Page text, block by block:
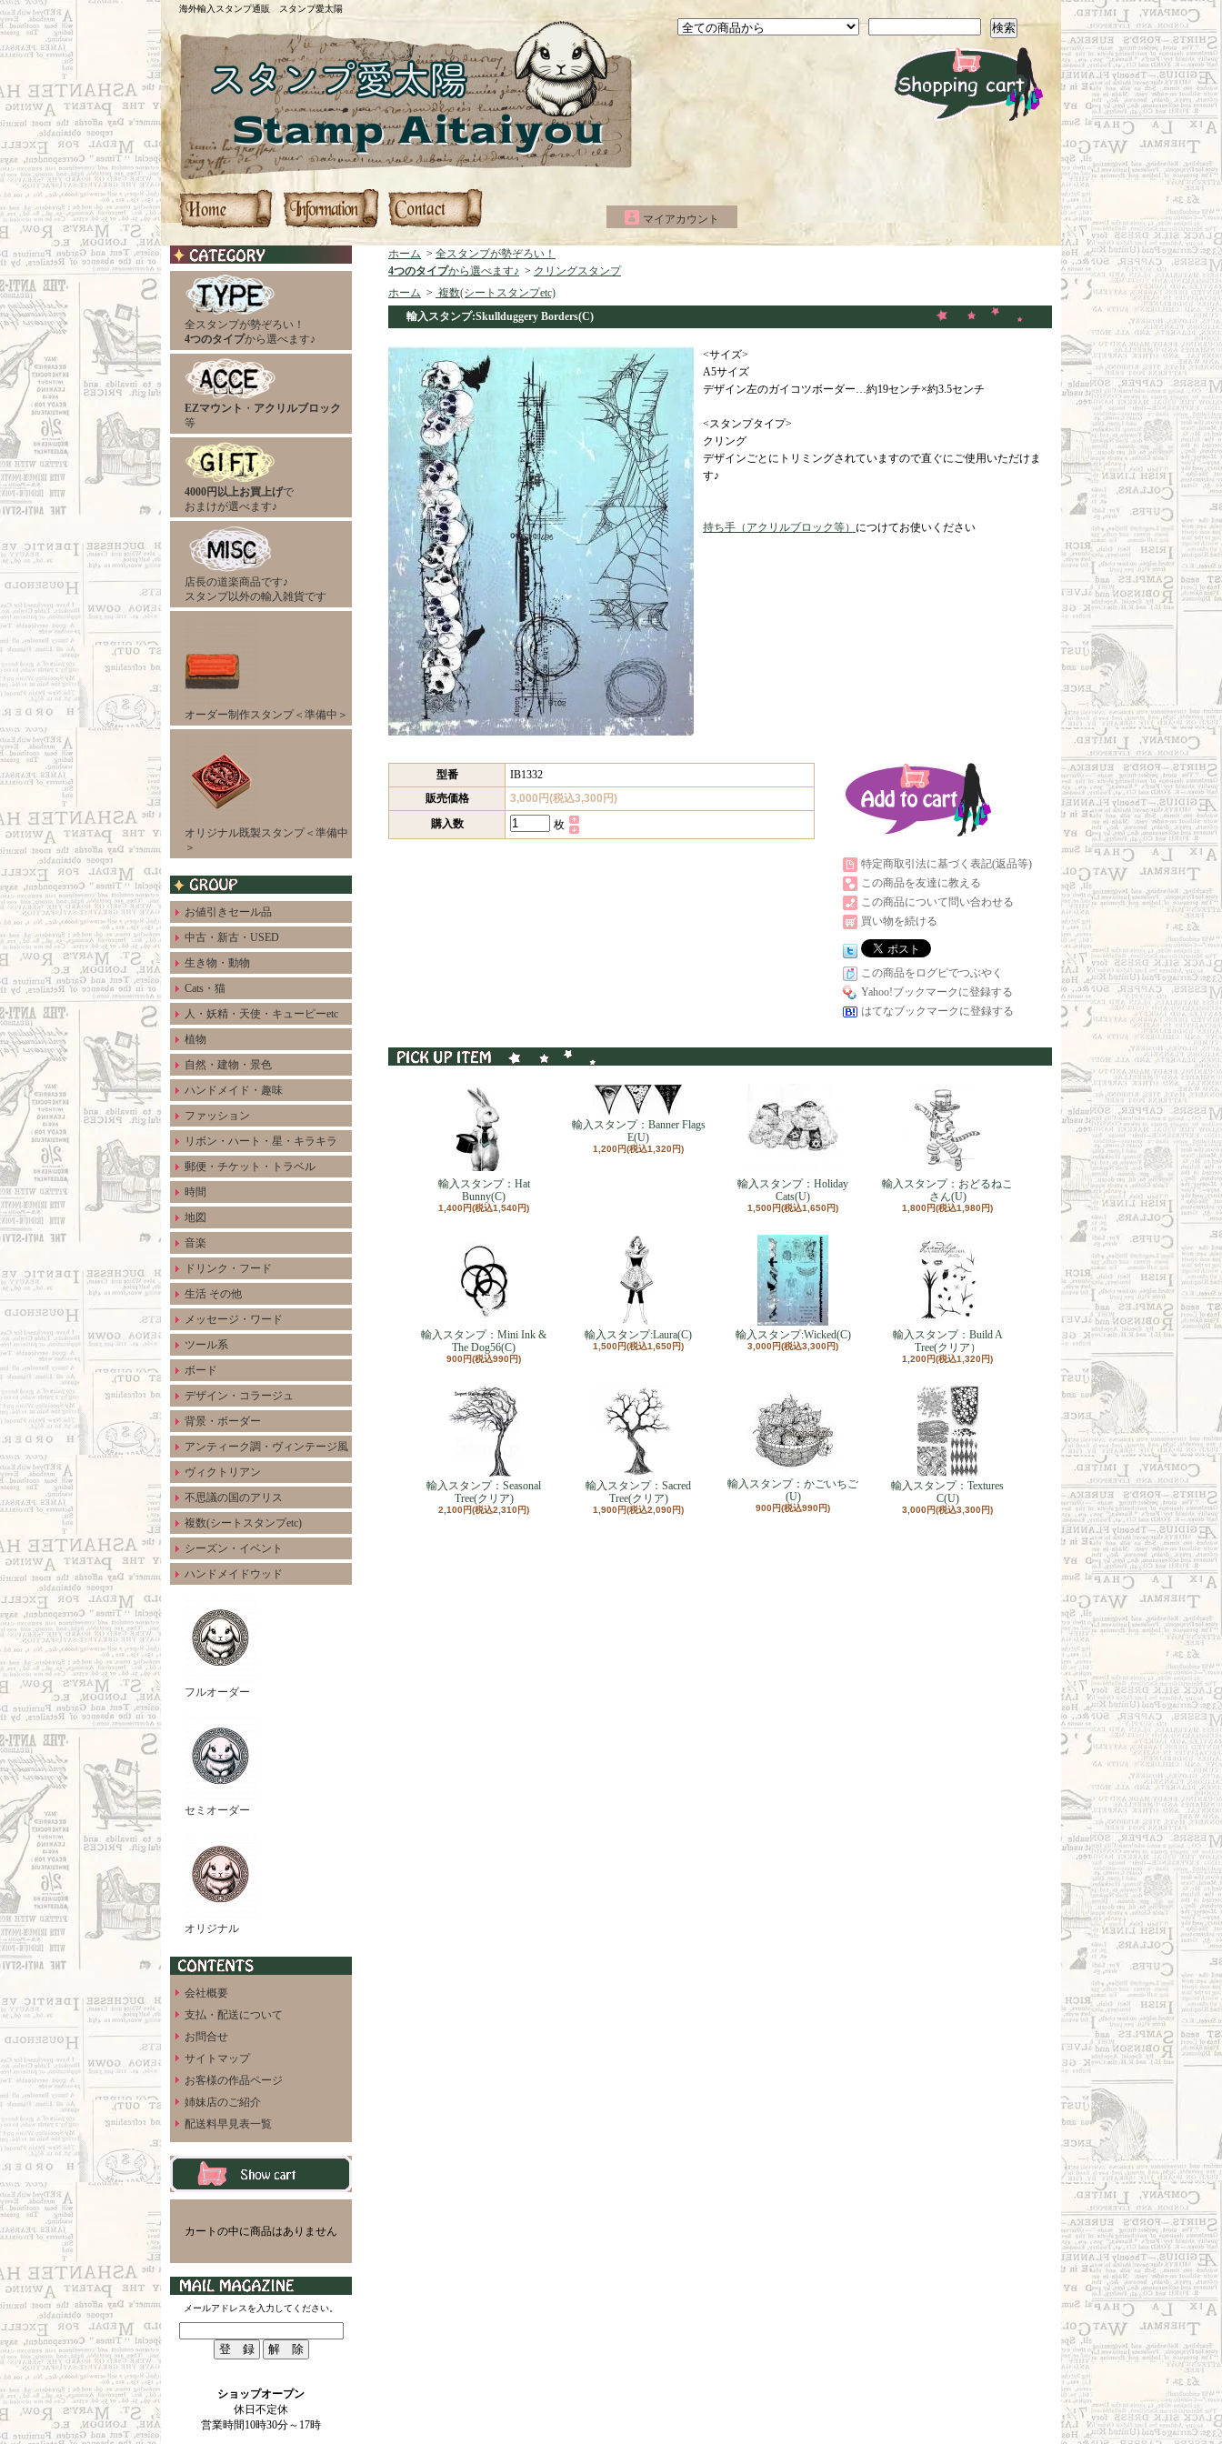
海外輸入スタンプ通販 スタンプ愛太陽
検索
マイアカウント
全スタンプが勢ぞろい！
4つのタイプから選べます♪
EZマウント ・ アクリルブロック
等
4000円以上お買上げで
おまけが選べます♪
店長の道楽商品です♪
スタンプ以外の輸入雑貨です
オーダー制作スタンプ＜準備中＞
オリジナル既製スタンプ＜準備中
＞
お値引きセール品
中古・新古・USED
生き物・動物
Cats・猫
人・妖精・天使・キューピーetc
植物
自然・建物・景色
ハンドメイド・趣味
ファッション
リボン・ハート・星・キラキラ
郵便・チケット・トラベル
時間
地図
音楽
ドリンク・フード
生活 その他
メッセージ・ワード
ツール系
ボード
デザイン・コラージュ
背景・ボーダー
アンティーク調・ヴィンテージ風
ヴィクトリアン
不思議の国のアリス
複数(シートスタンプetc)
シーズン・イベント
ハンドメイドウッド
フルオーダー
セミオーダー
オリジナル
会社概要
支払・配送について
お問合せ
サイトマップ
お客様の作品ページ
姉妹店のご紹介
配送料早見表一覧
カートの中に商品はありません
メールアドレスを入力してください。
ショップオープン
休日不定休
営業時間10時30分～17時
ホーム > 全スタンプが勢ぞろい！
4つのタイプから選べます♪ > クリングスタンプ
ホーム > 複数(シートスタンプetc)
輸入スタンプ:Skullduggery Borders(C)
<サイズ>
A5サイズ
デザイン左のガイコツボーダー…約19センチ×約3.5センチ
<スタンプタイプ>
クリング
デザインごとにトリミングされていますので直ぐにご使用いただけま
す♪
持ち手（アクリルブロック等） につけてお使いください
型番
IB1332
販売価格
3,000円(税込3,300円)
購入数
枚
特定商取引法に基づく表記(返品等)
この商品を友達に教える
この商品について問い合わせる
買い物を続ける
この商品をログピでつぶやく
Yahoo!ブックマークに登録する
はてなブックマークに登録する
輸入スタンプ：Hat
Bunny(C)
1,400円(税込1,540円)
輸入スタンプ：Banner Flags
E(U)
1,200円(税込1,320円)
輸入スタンプ：Holiday
Cats(U)
1,500円(税込1,650円)
輸入スタンプ：おどるねこ
さん(U)
1,800円(税込1,980円)
輸入スタンプ：Mini Ink &
The Dog56(C)
900円(税込990円)
輸入スタンプ:Laura(C)
1,500円(税込1,650円)
輸入スタンプ:Wicked(C)
3,000円(税込3,300円)
輸入スタンプ：Build A
Tree(クリア）
1,200円(税込1,320円)
輸入スタンプ：Seasonal
Tree(クリア)
2,100円(税込2,310円)
輸入スタンプ：Sacred
Tree(クリア)
1,900円(税込2,090円)
輸入スタンプ：かごいちご
(U)
900円(税込990円)
輸入スタンプ：Textures
C(U)
3,000円(税込3,300円)